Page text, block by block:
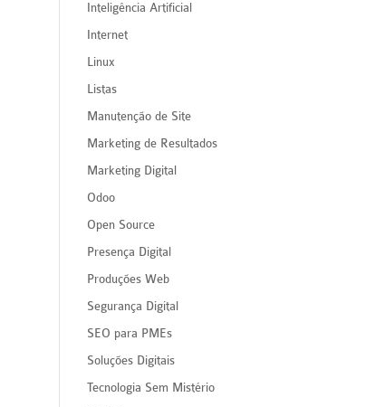
Inteligência Artificial
Internet
Linux
Listas
Manutenção de Site
Marketing de Resultados
Marketing Digital
Odoo
Open Source
Presença Digital
Produções Web
Segurança Digital
SEO para PMEs
Soluções Digitais
Tecnologia Sem Mistério